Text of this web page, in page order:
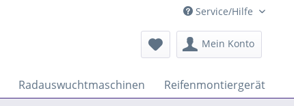
Service/Hilfe
Mein Konto
Radauswuchtmaschinen Reifenmontiergeräte